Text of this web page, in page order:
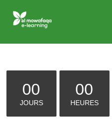
00
JOURS
00
HEURES